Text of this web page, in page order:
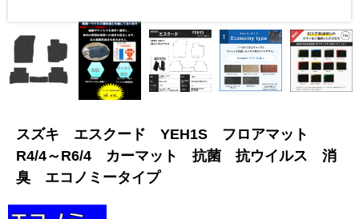
スズキ エスクード YEH1S フロアマット
R4/4～R6/4 カーマット 抗菌 抗ウイルス 消
臭 エコノミータイプ